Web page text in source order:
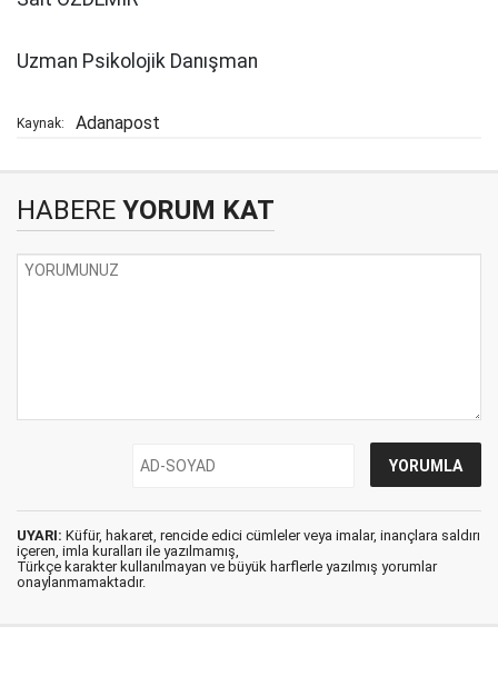
Uzman Psikolojik Danışman
Kaynak: Adanapost
HABERE YORUM KAT
UYARI: Küfür, hakaret, rencide edici cümleler veya imalar, inançlara saldırı
içeren, imla kuralları ile yazılmamış,
Türkçe karakter kullanılmayan ve büyük harflerle yazılmış yorumlar
onaylanmamaktadır.